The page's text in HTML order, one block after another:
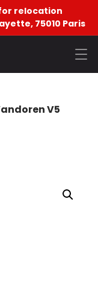
for relocation
75010 Paris
V5